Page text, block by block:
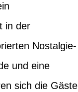
in der
Nostalgie-
und eine
sich die Gäste